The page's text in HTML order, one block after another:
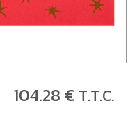
104.28 € T.T.C.